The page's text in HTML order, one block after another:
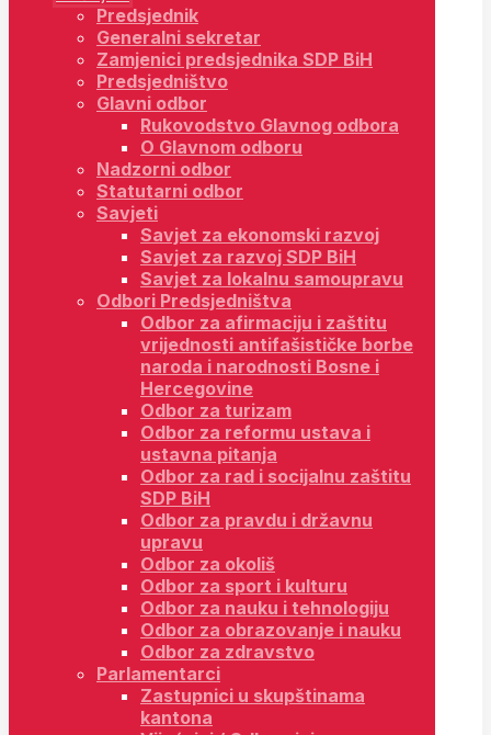
Predsjednik
Generalni sekretar
Zamjenici predsjednika SDP BiH
Predsjedništvo
Glavni odbor
Rukovodstvo Glavnog odbora
O Glavnom odboru
Nadzorni odbor
Statutarni odbor
Savjeti
Savjet za ekonomski razvoj
Savjet za razvoj SDP BiH
Savjet za lokalnu samoupravu
Odbori Predsjedništva
Odbor za afirmaciju i zaštitu
vrijednosti antifašističke borbe
naroda i narodnosti Bosne i
Hercegovine
Odbor za turizam
Odbor za reformu ustava i
ustavna pitanja
Odbor za rad i socijalnu zaštitu
SDP BiH
Odbor za pravdu i državnu
upravu
Odbor za okoliš
Odbor za sport i kulturu
Odbor za nauku i tehnologiju
Odbor za obrazovanje i nauku
Odbor za zdravstvo
Parlamentarci
Zastupnici u skupštinama
kantona